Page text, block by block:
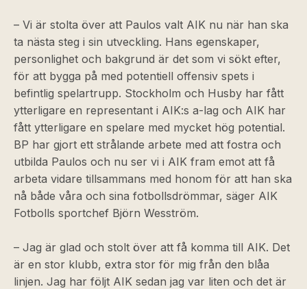
– Vi är stolta över att Paulos valt AIK nu när han ska
ta nästa steg i sin utveckling. Hans egenskaper,
personlighet och bakgrund är det som vi sökt efter,
för att bygga på med potentiell offensiv spets i
befintlig spelartrupp. Stockholm och Husby har fått
ytterligare en representant i AIK:s a-lag och AIK har
fått ytterligare en spelare med mycket hög potential.
BP har gjort ett strålande arbete med att fostra och
utbilda Paulos och nu ser vi i AIK fram emot att få
arbeta vidare tillsammans med honom för att han ska
nå både våra och sina fotbollsdrömmar, säger AIK
Fotbolls sportchef Björn Wesström.
– Jag är glad och stolt över att få komma till AIK. Det
är en stor klubb, extra stor för mig från den blåa
linjen. Jag har följt AIK sedan jag var liten och det är